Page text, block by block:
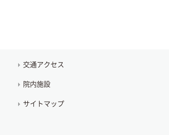
交通アクセス
院内施設
サイトマップ